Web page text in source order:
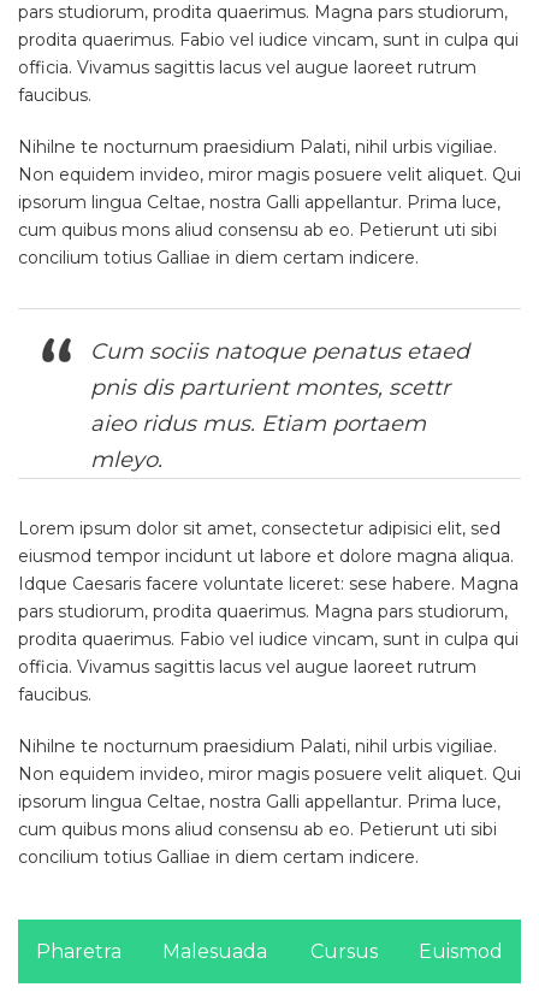
pars studiorum, prodita quaerimus. Magna pars studiorum,
prodita quaerimus. Fabio vel iudice vincam, sunt in culpa qui
officia. Vivamus sagittis lacus vel augue laoreet rutrum
faucibus.
Nihilne te nocturnum praesidium Palati, nihil urbis vigiliae.
Non equidem invideo, miror magis posuere velit aliquet. Qui
ipsorum lingua Celtae, nostra Galli appellantur. Prima luce,
cum quibus mons aliud consensu ab eo. Petierunt uti sibi
concilium totius Galliae in diem certam indicere.
Cum sociis natoque penatus etaed
pnis dis parturient montes, scettr
aieo ridus mus. Etiam portaem
mleyo.
Lorem ipsum dolor sit amet, consectetur adipisici elit, sed
eiusmod tempor incidunt ut labore et dolore magna aliqua.
Idque Caesaris facere voluntate liceret: sese habere. Magna
pars studiorum, prodita quaerimus. Magna pars studiorum,
prodita quaerimus. Fabio vel iudice vincam, sunt in culpa qui
officia. Vivamus sagittis lacus vel augue laoreet rutrum
faucibus.
Nihilne te nocturnum praesidium Palati, nihil urbis vigiliae.
Non equidem invideo, miror magis posuere velit aliquet. Qui
ipsorum lingua Celtae, nostra Galli appellantur. Prima luce,
cum quibus mons aliud consensu ab eo. Petierunt uti sibi
concilium totius Galliae in diem certam indicere.
Pharetra Malesuada Cursus Euismod